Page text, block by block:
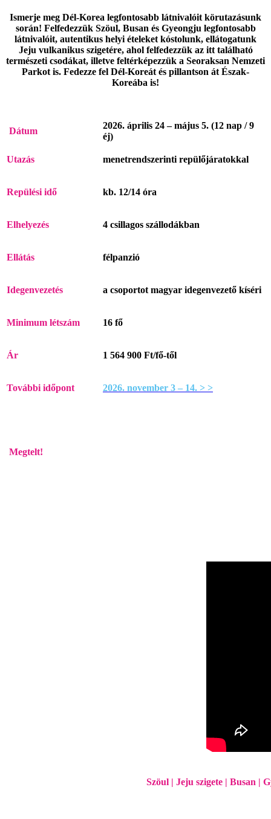
Ismerje meg Dél-Korea legfontosabb látnivalóit körutazásunk
során! Felfedezzük Szöul, Busan és Gyeongju legfontosabb
látnivalóit, autentikus helyi ételeket kóstolunk, ellátogatunk
Jeju vulkanikus szigetére, ahol felfedezzük az itt található
természeti csodákat, illetve feltérképezzük a Seoraksan Nemzeti
Parkot is. Fedezze fel Dél-Koreát és pillantson át Észak-
Koreába is!
Dátum
2026. április 24 – május 5. (12 nap / 9
éj)
Utazás menetrendszerinti repülőjáratokkal
Repülési idő kb. 12/14 óra
Elhelyezés 4 csillagos szállodákban
Ellátás félpanzió
Idegenvezetés a csoportot magyar idegenvezető kíséri
Minimum létszám 16 fő
Ár 1 564 900 Ft/fő-től
További időpont 2026. november 3 – 14. > >
Megtelt!
Szöul | Jeju szigete | Busan |